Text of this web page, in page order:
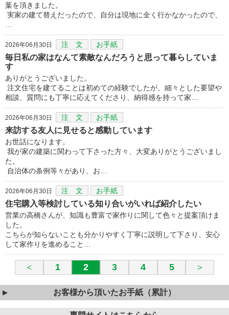
葉を頂きました。
実家の建て替えだったので、自分は現地に全く行かなかったので、
2026年06月30日 注 文 お手紙
毎日私の家はなんて素敵なんだろうと思って暮らしていま
す
ありがとうございました。
注文住宅を建てることは初めての経験でしたが、細々とした要望や
相談、質問にも丁寧に応えてくださり、納得感を持って家…
2026年06月30日 注 文 お手紙
来訪する友人に見せると感動しています
お世話になります。
我が家の建築に関わって下さった方々、大変ありがとうございまし
た。
自治体の条例等々があり、お…
2026年06月30日 注 文 お手紙
住宅購入等検討している知り合いがいれば紹介したい
営業の高橋さんが、知識も豊富で家作りに関して色々と提案頂けま
した。
こちらが知らないことも分かりやすく丁寧に説明して下さり、安心
して家作りを進めること…
＜ 1 2 3 4 5 ＞
お客様から頂いたお手紙（累計）